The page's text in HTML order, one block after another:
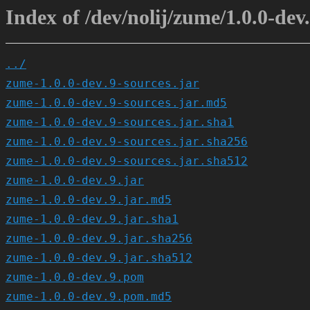
Index of /dev/nolij/zume/1.0.0-
../
zume-1.0.0-dev.9-sources.jar
zume-1.0.0-dev.9-sources.jar.md5
zume-1.0.0-dev.9-sources.jar.sha1
zume-1.0.0-dev.9-sources.jar.sha256
zume-1.0.0-dev.9-sources.jar.sha512
zume-1.0.0-dev.9.jar
zume-1.0.0-dev.9.jar.md5
zume-1.0.0-dev.9.jar.sha1
zume-1.0.0-dev.9.jar.sha256
zume-1.0.0-dev.9.jar.sha512
zume-1.0.0-dev.9.pom
zume-1.0.0-dev.9.pom.md5